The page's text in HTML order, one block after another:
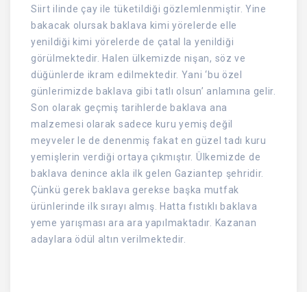
Siirt ilinde çay ile tüketildiği gözlemlenmiştir. Yine
bakacak olursak baklava kimi yörelerde elle
yenildiği kimi yörelerde de çatal la yenildiği
görülmektedir. Halen ülkemizde nişan, söz ve
düğünlerde ikram edilmektedir. Yani ‘bu özel
günlerimizde baklava gibi tatlı olsun’ anlamına gelir.
Son olarak geçmiş tarihlerde baklava ana
malzemesi olarak sadece kuru yemiş değil
meyveler le de denenmiş fakat en güzel tadı kuru
yemişlerin verdiği ortaya çıkmıştır. Ülkemizde de
baklava denince akla ilk gelen Gaziantep şehridir.
Çünkü gerek baklava gerekse başka mutfak
ürünlerinde ilk sırayı almış. Hatta fıstıklı baklava
yeme yarışması ara ara yapılmaktadır. Kazanan
adaylara ödül altın verilmektedir.